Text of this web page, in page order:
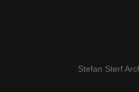
Stefan Sterf